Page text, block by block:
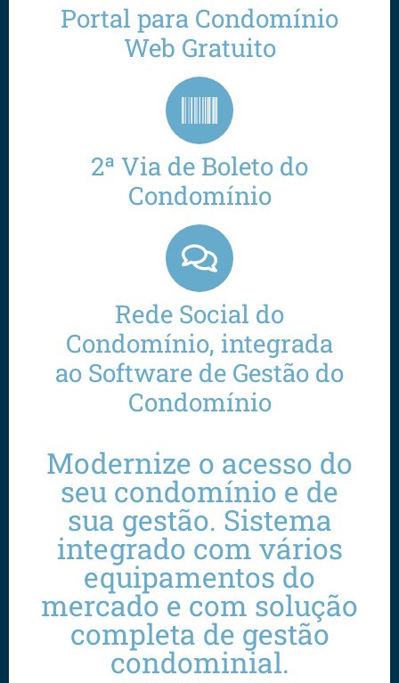
Portal para Condomínio
Web Gratuito
2ª Via de Boleto do
Condomínio
Rede Social do
Condomínio, integrada
ao Software de Gestão do
Condomínio
Modernize o acesso do
seu condomínio e de
sua gestão. Sistema
integrado com vários
equipamentos do
mercado e com solução
completa de gestão
condominial.